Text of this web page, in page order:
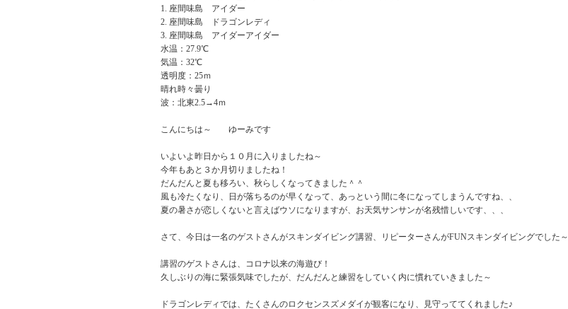
座間味島 アイダー
座間味島 ドラゴンレディ
座間味島 アイダーアイダー
水温：27.9℃
気温：32℃
透明度：25ｍ
晴れ時々曇り
波：北東2.5→4ｍ
こんにちは～ ゆーみです
いよいよ昨日から１０月に入りましたね～
今年もあと３か月切りましたね！
だんだんと夏も移ろい、秋らしくなってきました＾＾
風も冷たくなり、日が落ちるのが早くなって、あっという間に冬になってしまうんですね、、
夏の暑さが恋しくないと言えばウソになりますが、お天気サンサンが名残惜しいです、、、
さて、今日は一名のゲストさんがスキンダイビング講習、リピーターさんがFUNスキンダイビングでした～
講習のゲストさんは、コロナ以来の海遊び！
久しぶりの海に緊張気味でしたが、だんだんと練習をしていく内に慣れていきました～
ドラゴンレディでは、たくさんのロクセンスズメダイが観客になり、見守っててくれました♪